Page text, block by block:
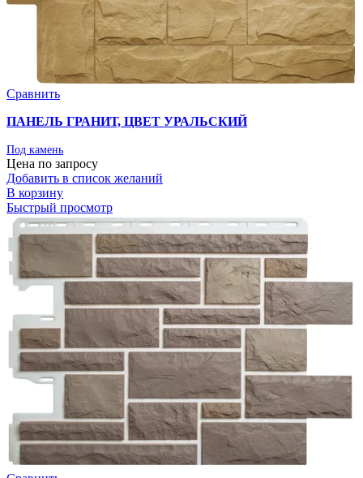
Сравнить
ПАНЕЛЬ ГРАНИТ, ЦВЕТ УРАЛЬСКИЙ
Под камень
Цена по запросу
Добавить в список желаний
В корзину
Быстрый просмотр